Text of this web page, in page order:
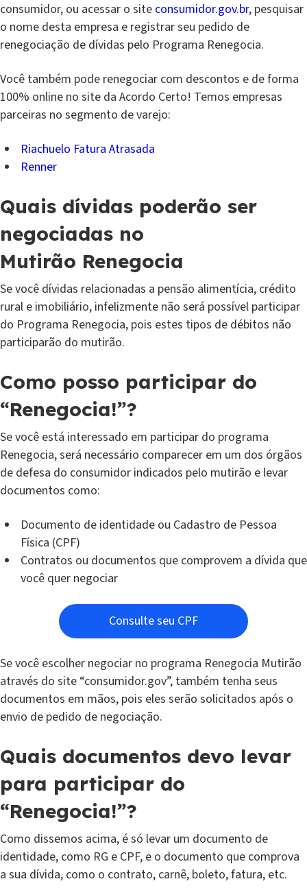
consumidor, ou acessar o site consumidor.gov.br, pesquisar
o nome desta empresa e registrar seu pedido de
renegociação de dívidas pelo Programa Renegocia.
Você também pode renegociar com descontos e de forma
100% online no site da Acordo Certo! Temos empresas
parceiras no segmento de varejo:
Riachuelo Fatura Atrasada
Renner
Quais dívidas poderão ser
negociadas no
Mutirão Renegocia
Se você dívidas relacionadas a pensão alimentícia, crédito
rural e imobiliário, infelizmente não será possível participar
do Programa Renegocia, pois estes tipos de débitos não
participarão do mutirão.
Como posso participar do
“Renegocia!”?
Se você está interessado em participar do programa
Renegocia, será necessário comparecer em um dos órgãos
de defesa do consumidor indicados pelo mutirão e levar
documentos como:
Documento de identidade ou Cadastro de Pessoa
Física (CPF)
Contratos ou documentos que comprovem a dívida que
você quer negociar
Consulte seu CPF
Se você escolher negociar no programa Renegocia Mutirão
através do site “consumidor.gov”, também tenha seus
documentos em mãos, pois eles serão solicitados após o
envio de pedido de negociação.
Quais documentos devo levar
para participar do
“Renegocia!”?
Como dissemos acima, é só levar um documento de
identidade, como RG e CPF, e o documento que comprova
a sua dívida, como o contrato, carnê, boleto, fatura, etc.